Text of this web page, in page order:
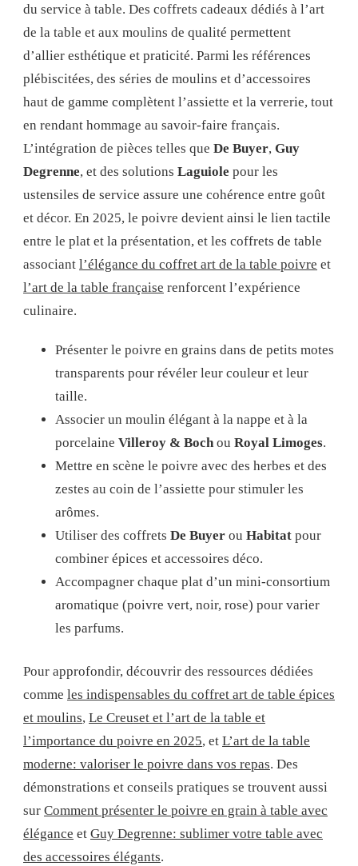
du service à table. Des coffrets cadeaux dédiés à l’art
de la table et aux moulins de qualité permettent
d’allier esthétique et praticité. Parmi les références
plébiscitées, des séries de moulins et d’accessoires
haut de gamme complètent l’assiette et la verrerie, tout
en rendant hommage au savoir-faire français.
L’intégration de pièces telles que De Buyer, Guy
Degrenne, et des solutions Laguiole pour les
ustensiles de service assure une cohérence entre goût
et décor. En 2025, le poivre devient ainsi le lien tactile
entre le plat et la présentation, et les coffrets de table
associant l’élégance du coffret art de la table poivre et
l’art de la table française renforcent l’expérience
culinaire.
Présenter le poivre en grains dans de petits motes
transparents pour révéler leur couleur et leur
taille.
Associer un moulin élégant à la nappe et à la
porcelaine Villeroy & Bochou Royal Limoges.
Mettre en scène le poivre avec des herbes et des
zestes au coin de l’assiette pour stimuler les
arômes.
Utiliser des coffrets De Buyer ou Habitat pour
combiner épices et accessoires déco.
Accompagner chaque plat d’un mini-consortium
aromatique (poivre vert, noir, rose) pour varier
les parfums.
Pour approfondir, découvrir des ressources dédiées
comme les indispensables du coffret art de table épices
et moulins, Le Creuset et l’art de la table et
l’importance du poivre en 2025, et L’art de la table
moderne: valoriser le poivre dans vos repas. Des
démonstrations et conseils pratiques se trouvent aussi
sur Comment présenter le poivre en grain à table avec
élégance et Guy Degrenne: sublimer votre table avec
des accessoires élégants.